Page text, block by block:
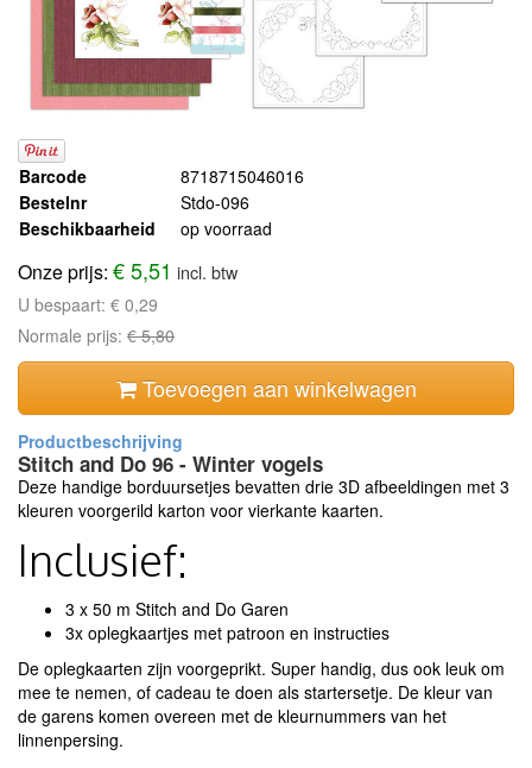
Barcode
8718715046016
Bestelnr
Stdo-096
Beschikbaarheid
op voorraad
Onze prijs: € 5,51 incl. btw
U bespaart: € 0,29
Normale prijs: € 5,80
Toevoegen aan winkelwagen
Stitch and Do 96 - Winter vogels
Deze handige borduursetjes bevatten drie 3D afbeeldingen met 3
kleuren voorgerild karton voor vierkante kaarten.
Inclusief:
3 x 50 m Stitch and Do Garen
3x oplegkaartjes met patroon en instructies
De oplegkaarten zijn voorgeprikt. Super handig, dus ook leuk om
mee te nemen, of cadeau te doen als startersetje. De kleur van
de garens komen overeen met de kleurnummers van het
linnenpersing.